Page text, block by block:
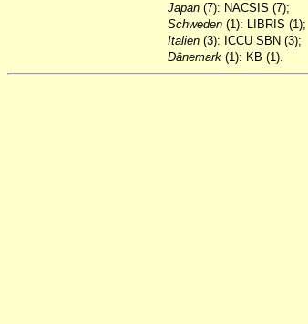
Japan (7): NACSIS (7);
Schweden (1): LIBRIS (1);
Italien (3): ICCU SBN (3);
Dänemark (1): KB (1).